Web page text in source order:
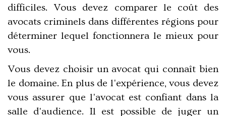
difficiles. Vous devez comparer le coût des
avocats criminels dans différentes régions pour
déterminer lequel fonctionnera le mieux pour
vous.
Vous devez choisir un avocat qui connaît bien
le domaine. En plus de l'expérience, vous devez
vous assurer que l'avocat est confiant dans la
salle d'audience. Il est possible de juger un